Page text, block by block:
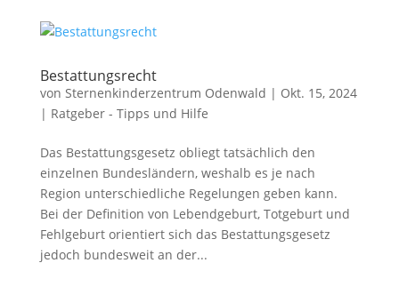
Bestattungsrecht
von Sternenkinderzentrum Odenwald | Okt. 15, 2024
| Ratgeber - Tipps und Hilfe
Das Bestattungsgesetz obliegt tatsächlich den
einzelnen Bundesländern, weshalb es je nach
Region unterschiedliche Regelungen geben kann.
Bei der Definition von Lebendgeburt, Totgeburt und
Fehlgeburt orientiert sich das Bestattungsgesetz
jedoch bundesweit an der...